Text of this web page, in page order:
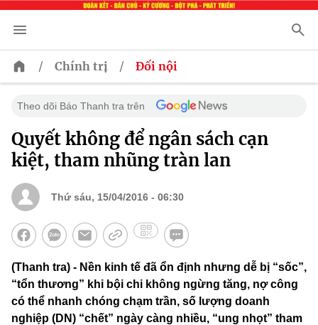
/ Chính trị / Đối nội
Theo dõi Báo Thanh tra trên
Quyết không để ngân sách cạn
kiệt, tham nhũng tràn lan
Thứ sáu, 15/04/2016 - 06:30
(Thanh tra) - Nền kinh tế đã ổn định nhưng dễ bị “sốc”,
“tổn thương” khi bội chi không ngừng tăng, nợ công
có thể nhanh chóng chạm trần, số lượng doanh
nghiệp (DN) “chết” ngày càng nhiều, “ung nhọt” tham